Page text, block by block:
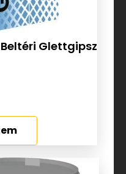
Glettgipsz